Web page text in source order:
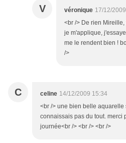
V véronique 17/12/
<br /> De rien
je m'applique,
me le rendent bien !
/>
C celine 14/12/2009 15:34
<br /> une bien belle aquarelle
connaissais pas du tout. merci
journée<br /> <br /> <br />